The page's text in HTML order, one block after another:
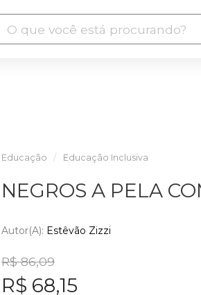
Educação Educação Inclusiva
NEGROS A PELA
Autor(a): Estêvão Zizzi
R$ 86,09
R$ 68,15